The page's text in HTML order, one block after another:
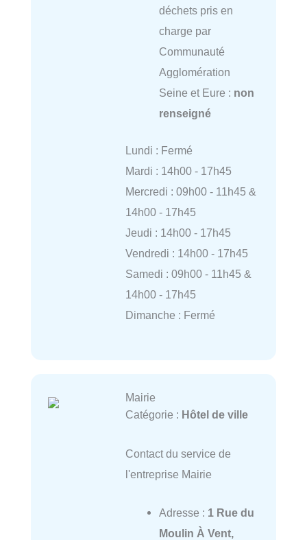
déchets pris en
charge par
Communauté
Agglomération
Seine et Eure : non
renseigné
Lundi : Fermé
Mardi : 14h00 - 17h45
Mercredi : 09h00 - 11h45 &
14h00 - 17h45
Jeudi : 14h00 - 17h45
Vendredi : 14h00 - 17h45
Samedi : 09h00 - 11h45 &
14h00 - 17h45
Dimanche : Fermé
Mairie
Catégorie : Hôtel de ville
Contact du service de
l'entreprise Mairie
Adresse : 1 Rue du
Moulin À Vent,